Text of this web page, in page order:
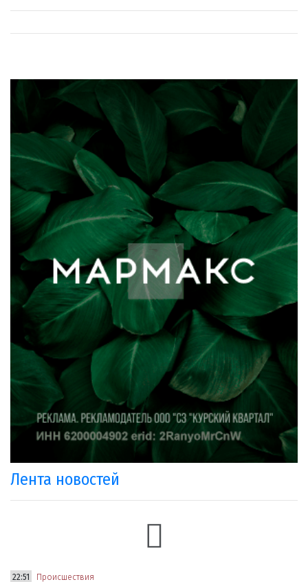
Лента новостей
22:51 Происшествия